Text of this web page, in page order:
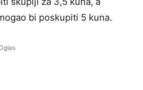
bi poskupiti 5 kuna.